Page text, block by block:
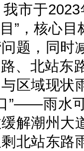
市于
”，核心
题，同时
、北站东
区域现状
”——雨水
解潮州大
北站东路